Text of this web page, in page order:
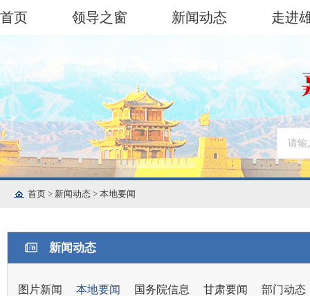
首页 领导之窗 新闻动态 走进
首页 > 新闻动态 > 本地要闻
新闻动态
图片新闻 本地要闻 国务院信息 甘肃要闻 部门动态